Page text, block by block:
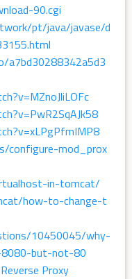
90.cgi
pt/java/javase/d
a7bd30288342a5d3
configure-mod_prox
in-tomcat/
how-to-change-t
10450045/why-
but-not-80
Proxy